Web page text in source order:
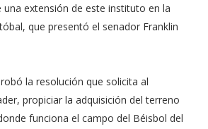
una extensión de este instituto en la
que presentó el senador Franklin
la resolución que solicita al
propiciar la adquisición del terreno
funciona el campo del Béisbol del